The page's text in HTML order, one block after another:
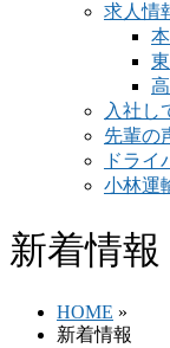
求人情
入社し
先輩の
ドライ
小林運
新着情報
HOME »
新着情報